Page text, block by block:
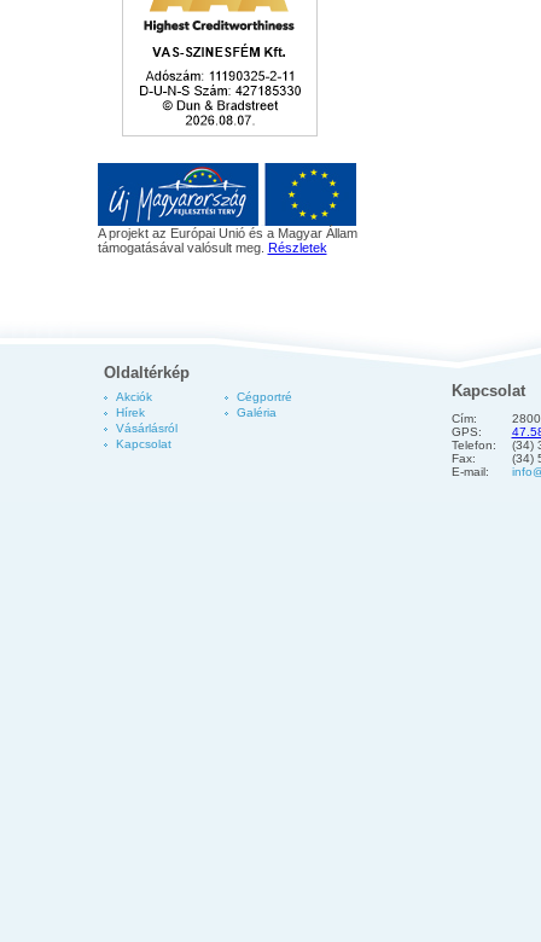
A projekt az Európai Unió és a Magyar Állam
támogatásával valósult meg. Részletek
Oldaltérkép
Akciók
Hírek
Vásárlásról
Kapcsolat
Cégportré
Galéria
Kapcsolat
Cím:
GPS:
Telefon:
(34)
Fax:
(34)
E-mail: